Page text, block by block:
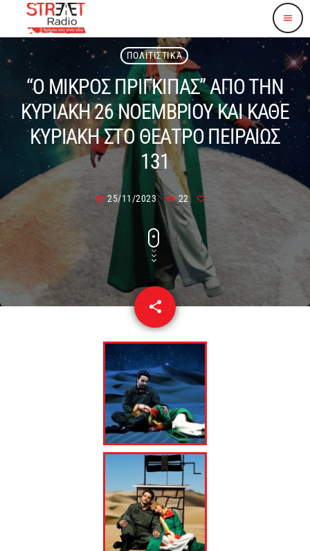
menu
ΠΟΛΙΤΙΣΤΙΚΆ
“Ο ΜΙΚΡΟΣ ΠΡΙΓΚΙΠΑΣ” ΑΠΟ ΤΗΝ
ΚΥΡΙΑΚΗ 26 ΝΟΕΜΒΡΙΟΥ ΚΑΙ ΚΑΘΕ
ΚΥΡΙΑΚΗ ΣΤΟ ΘΕΑΤΡΟ ΠΕΙΡΑΙΩΣ
131
today 25/11/2023 22
share
email